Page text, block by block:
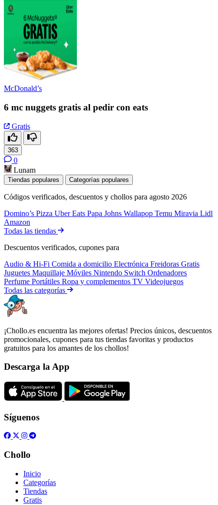
McDonald’s
6 mc nuggets gratis al pedir con eats
Gratis
363
0
Lunam
Tiendas populares Categorías populares
Códigos verificados, descuentos y chollos para agosto 2026
Domino’s Pizza Uber Eats Papa Johns Wallapop Temu Miravia Lidl
Amazon
Todas las tiendas
Descuentos verificados, cupones para
Audio & Hi-Fi Comida a domicilio Electrónica Freidoras Gratis
Juguetes Maquillaje Móviles Nintendo Switch Ordenadores
Perfume Portátiles Ropa y complementos TV Videojuegos
Todas las categorías
¡Chollo.es encuentra las mejores ofertas! Precios únicos, descuentos
promocionales, cupones para tus tiendas favoritas y productos
gratuitos para los amantes de los chollos!
Descarga la App
Síguenos
Chollo
Inicio
Categorías
Tiendas
Gratis